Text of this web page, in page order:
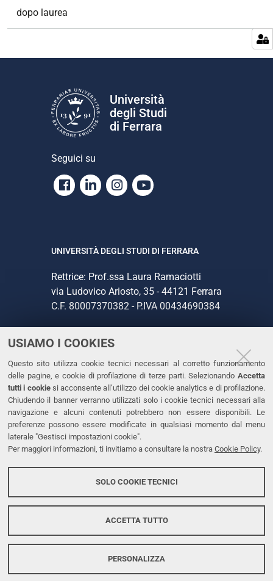
USIAMO I COOKIES
Questo sito utilizza cookie tecnici necessari al corretto funzionamento
delle pagine, e cookie di profilazione di terze parti. Selezionando Accetta
tutti i cookiesi acconsente all’utilizzo dei cookie analytics e di profilazione.
Chiudendo il banner verranno utilizzati solo i cookie tecnici necessari alla
navigazione e alcuni contenuti potrebbero non essere disponibili. Le
preferenze possono essere modificate in qualsiasi momento dal menu
laterale "Gestisci impostazioni cookie".
Per maggiori informazioni, ti invitiamo a consultare la nostra Cookie Policy.
SOLO COOKIE TECNICI
ACCETTA TUTTO
PERSONALIZZA
dopo laurea
Università
degli Studi
di Ferrara
Seguici su
Facebook
LinkedinInstagram
Youtube
UNIVERSITÀ DEGLI STUDI DI FERRARA
Rettrice: Prof.ssa Laura Ramaciotti
via Ludovico Ariosto, 35 - 44121 Ferrara
C.F. 80007370382 - P.IVA 00434690384
CONTATTI
Tel. +39 0532 293111
Fax. +39 0532 293031
PEC
LINKS
Dichiarazione di accessibilità
Protezione dati personali